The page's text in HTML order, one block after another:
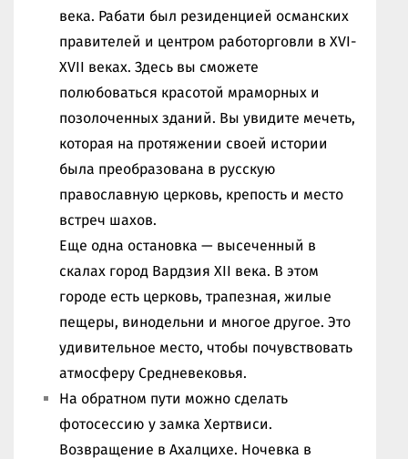
века. Рабати был резиденцией османских
правителей и центром работорговли в XVI-
XVII веках. Здесь вы сможете
полюбоваться красотой мраморных и
позолоченных зданий. Вы увидите мечеть,
которая на протяжении своей истории
была преобразована в русскую
православную церковь, крепость и место
встреч шахов.
Еще одна остановка — высеченный в
скалах город Вардзия XII века. В этом
городе есть церковь, трапезная, жилые
пещеры, винодельни и многое другое. Это
удивительное место, чтобы почувствовать
атмосферу Средневековья.
На обратном пути можно сделать
фотосессию у замка Хертвиси.
Возвращение в Ахалцихе. Ночевка в